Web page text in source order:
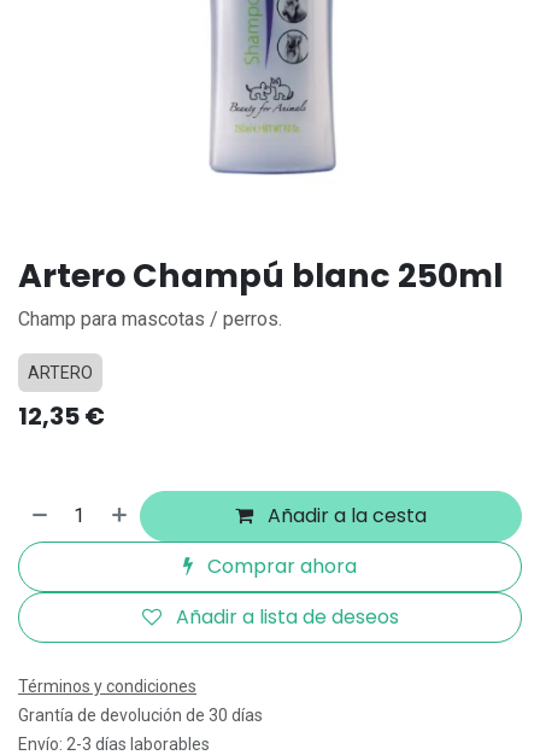
Artero Champú blanc 250ml
Champ para mascotas / perros.
ARTERO
12,35€
Añadir a la cesta
Comprar ahora
Añadir a lista de deseos
Términos y condiciones
Grantía de devolución de 30 días
Envío: 2-3 días laborables